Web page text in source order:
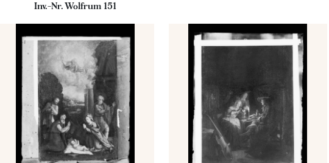
Inv.-Nr. Wolfrum 151